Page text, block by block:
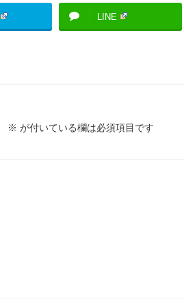
LINE
※ が付いている欄は必須項目です